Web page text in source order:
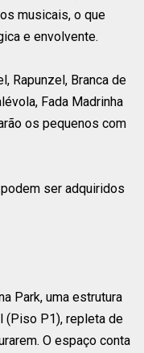
musicais, o que
e envolvente.
Rapunzel, Branca de
Fada Madrinha
os pequenos com
ser adquiridos
Park, uma estrutura
(Piso P1), repleta de
O espaço conta